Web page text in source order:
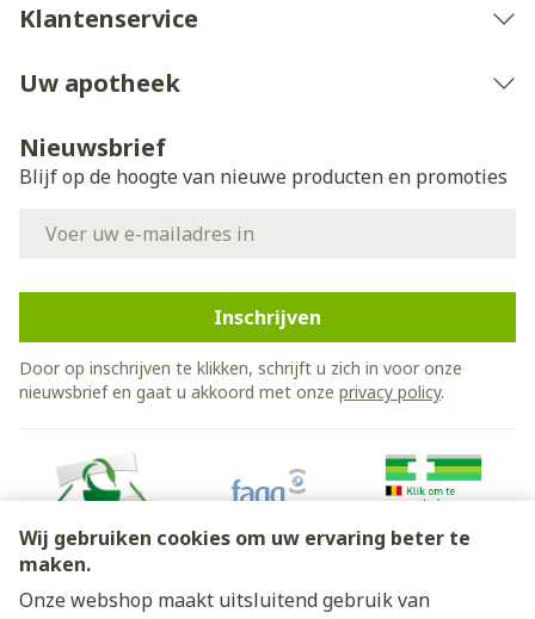
Wij gebruiken cookies om uw ervaring beter te
maken.
Onze webshop maakt uitsluitend gebruik van
Klantenservice
Uw apotheek
Nieuwsbrief
Blijf op de hoogte van nieuwe producten en promoties
Inschrijven
Door op inschrijven te klikken, schrijft u zich in voor onze
nieuwsbrief en gaat u akkoord met onze privacy policy.